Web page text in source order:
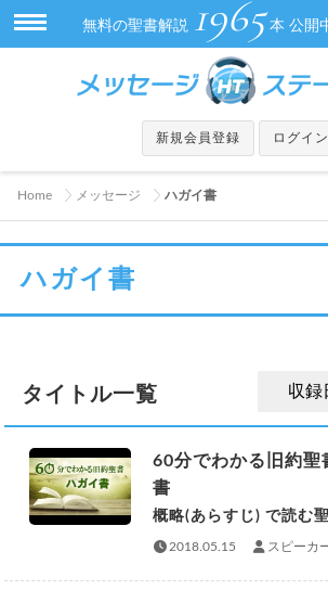
無料の聖書解説 1965 本 公開
新規会員登録 ログイン
Home メッセージ ハガイ書
ハガイ書
タイトル一覧
60分でわかる旧約聖
書
概略(あらすじ) で読む
2018.05.15 スピーカ